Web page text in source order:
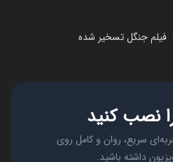
فیلم جنگل تسخیر شده
نصب کنید
سریع، روان و کامل روی
داشته باشید.